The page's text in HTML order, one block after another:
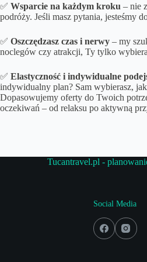
✅ Wsparcie na każdym kroku – nie
podróży. Jeśli masz pytania, jesteśmy
✅ Oszczędzasz czas i nerwy – my
noclegów czy atrakcji, Ty tylko
✅ Elastyczność i indywidualne
indywidualny plan? Sam wybierasz,
Dopasowujemy oferty do Twoich
oczekiwań – od relaksu po aktywną
Tucantravel.pl -
Social Media